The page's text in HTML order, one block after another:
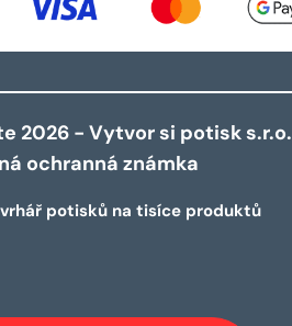
2026 - Vytvor si potisk s.r.o.
ochranná známka
potisků na tisíce produktů